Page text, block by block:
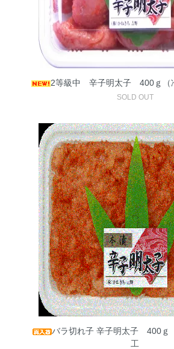
2等級中 辛子明太子 400ｇ（
SOLD OUT
バラ切れ子 辛子明太子 400ｇ
工